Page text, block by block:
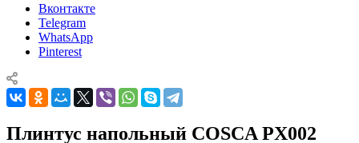
Вконтакте
Telegram
WhatsApp
Pinterest
Плинтус напольный COSCA PX002